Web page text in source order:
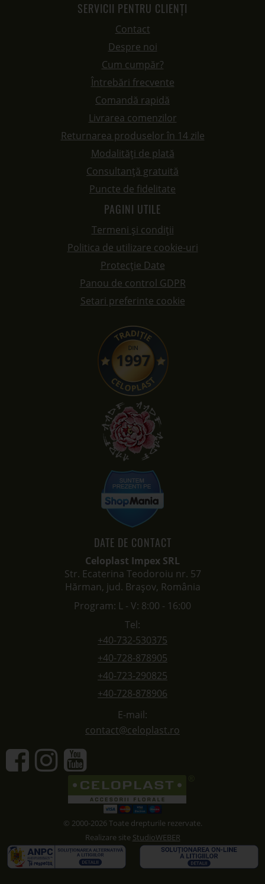
SERVICII PENTRU CLIENȚI
Contact
Despre noi
Cum cumpăr?
Întrebări frecvente
Comandă rapidă
Livrarea comenzilor
Returnarea produselor în 14 zile
Modalități de plată
Consultanță gratuită
Puncte de fidelitate
PAGINI UTILE
Termeni și condiții
Politica de utilizare cookie-uri
Protecție Date
Panou de control GDPR
Setari preferinte cookie
DATE DE CONTACT
Celoplast Impex SRL
Str. Ecaterina Teodoroiu nr. 57
Hărman, jud. Brașov, România
Program: L - V: 8:00 - 16:00
Tel:
+40-732-530375
+40-728-878905
+40-723-290825
+40-728-878906
E-mail:
contact@celoplast.ro
© 2000-2026 Toate drepturile rezervate.
Realizare site StudioWEBER